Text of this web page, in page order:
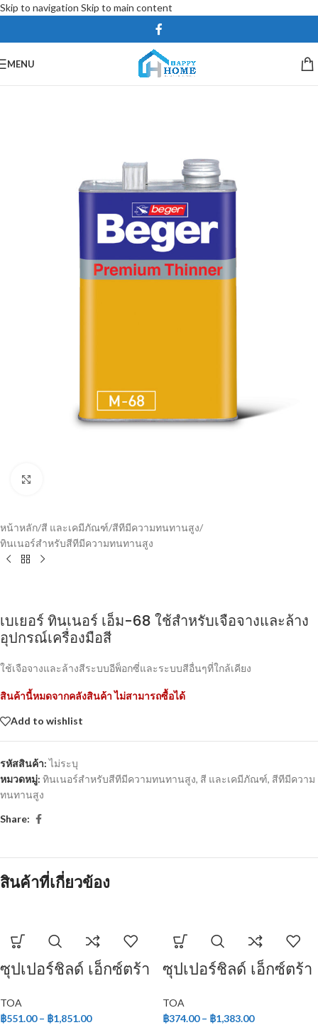
Skip to navigation Skip to main content
MENU
หน้าหลัก/สี และเคมีภัณฑ์/สีทีมีความทนทานสูง/
ทินเนอร์สำหรับสีทีมีความทนทานสูง
เบเยอร์ ทินเนอร์ เอ็ม-68 ใช้สำหรับเจือจางและล้าง
อุปกรณ์เครื่องมือสี
ใช้เจือจางและล้างสีระบบอีพ็อกซี่และระบบสีอื่นๆที่ใกล้เคียง
สินค้านี้หมดจากคลังสินค้า ไม่สามารถซื้อได้
Add to wishlist
รหัสสินค้า:ไม่ระบุ
หมวดหมู่: ทินเนอร์สำหรับสีทีมีความทนทานสูง, สี และเคมีภัณฑ์, สีทีมีความ
ทนทานสูง
Share:
สินค้าที่เกี่ยวข้อง
ซุปเปอร์ชิลด์ เอ็กซ์ตร้า
สำหรับภายนอก
TOA
฿551.00 – ฿1,851.00
ซุปเปอร์ชิลด์ เอ็กซ์ตร้า
สำหรับภายใน
TOA
฿374.00 – ฿1,383.00